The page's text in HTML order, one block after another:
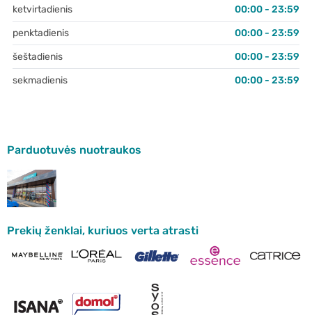
ketvirtadienis
00:00 - 23:59
penktadienis
00:00 - 23:59
šeštadienis
00:00 - 23:59
sekmadienis
00:00 - 23:59
Parduotuvės nuotraukos
Prekių ženklai, kuriuos verta atrasti